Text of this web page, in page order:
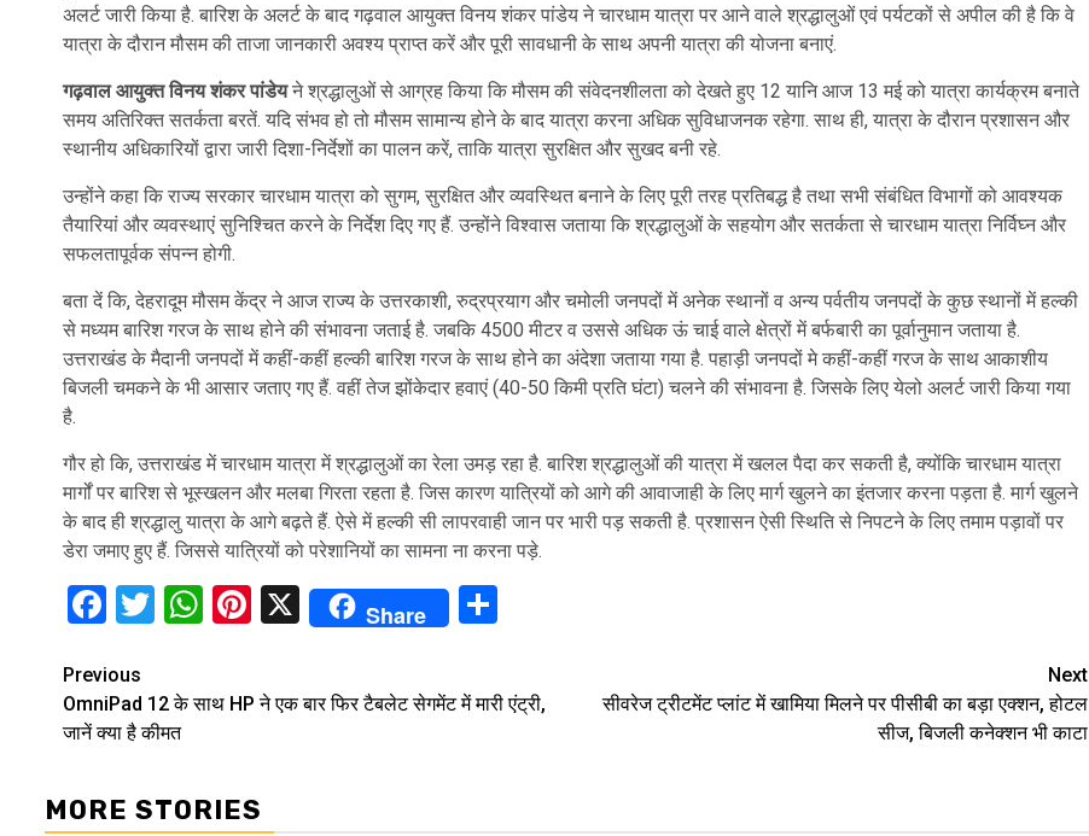
अलर्ट जारी किया है. बारिश के अलर्ट के बाद गढ़वाल आयुक्त विनय शंकर पांडेय ने चारधाम यात्रा पर आने वाले श्रद्धालुओं एवं पर्यटकों से अपील की है कि वे
यात्रा के दौरान मौसम की ताजा जानकारी अवश्य प्राप्त करें और पूरी सावधानी के साथ अपनी यात्रा की योजना बनाएं.
गढ़वाल आयुक्त विनय शंकर पांडेयने श्रद्धालुओं से आग्रह किया कि मौसम की संवेदनशीलता को देखते हुए 12 यानि आज 13 मई को यात्रा कार्यक्रम बनाते
समय अतिरिक्त सतर्कता बरतें. यदि संभव हो तो मौसम सामान्य होने के बाद यात्रा करना अधिक सुविधाजनक रहेगा. साथ ही, यात्रा के दौरान प्रशासन और
स्थानीय अधिकारियों द्वारा जारी दिशा-निर्देशों का पालन करें, ताकि यात्रा सुरक्षित और सुखद बनी रहे.
उन्होंने कहा कि राज्य सरकार चारधाम यात्रा को सुगम, सुरक्षित और व्यवस्थित बनाने के लिए पूरी तरह प्रतिबद्ध है तथा सभी संबंधित विभागों को आवश्यक
तैयारियां और व्यवस्थाएं सुनिश्चित करने के निर्देश दिए गए हैं. उन्होंने विश्वास जताया कि श्रद्धालुओं के सहयोग और सतर्कता से चारधाम यात्रा निर्विघ्न और
सफलतापूर्वक संपन्न होगी.
बता दें कि, देहरादूम मौसम केंद्र ने आज राज्य के उत्तरकाशी, रुद्रप्रयाग और चमोली जनपदों में अनेक स्थानों व अन्य पर्वतीय जनपदों के कुछ स्थानों में हल्की
से मध्यम बारिश गरज के साथ होने की संभावना जताई है. जबकि 4500 मीटर व उससे अधिक ऊं चाई वाले क्षेत्रों में बर्फबारी का पूर्वानुमान जताया है.
उत्तराखंड के मैदानी जनपदों में कहीं-कहीं हल्की बारिश गरज के साथ होने का अंदेशा जताया गया है. पहाड़ी जनपदों मे कहीं-कहीं गरज के साथ आकाशीय
बिजली चमकने के भी आसार जताए गए हैं. वहीं तेज झोंकेदार हवाएं (40-50 किमी प्रति घंटा) चलने की संभावना है. जिसके लिए येलो अलर्ट जारी किया गया
है.
गौर हो कि, उत्तराखंड में चारधाम यात्रा में श्रद्धालुओं का रेला उमड़ रहा है. बारिश श्रद्धालुओं की यात्रा में खलल पैदा कर सकती है, क्योंकि चारधाम यात्रा
मार्गों पर बारिश से भूस्खलन और मलबा गिरता रहता है. जिस कारण यात्रियों को आगे की आवाजाही के लिए मार्ग खुलने का इंतजार करना पड़ता है. मार्ग खुलने
के बाद ही श्रद्धालु यात्रा के आगे बढ़ते हैं. ऐसे में हल्की सी लापरवाही जान पर भारी पड़ सकती है. प्रशासन ऐसी स्थिति से निपटने के लिए तमाम पड़ावों पर
डेरा जमाए हुए हैं. जिससे यात्रियों को परेशानियों का सामना ना करना पड़े.
Facebook
Twitter
WhatsApp
Pinterest
X Share
Continue
Reading
Previous
OmniPad 12 के साथ HP ने एक बार फिर टैबलेट सेगमेंट में मारी एंट्री,
जानें क्या है कीमत
Next
सीवरेज ट्रीटमेंट प्लांट में खामिया मिलने पर पीसीबी का बड़ा एक्शन, होटल
सीज, बिजली कनेक्शन भी काटा
MORE STORIES